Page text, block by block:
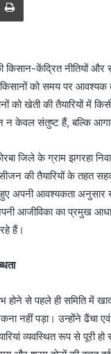
किसान-केंद्रित नीतियों
को समय पर
को खेती की तैयारियों में
केवल संतुष्ट हैं, बल्कि
जिले के ग्राम झगरहा
की तैयारियों के तहत
अपनी आवश्यकता
आजीविका का प्रमुख
हैं।
से पहले ही समिति में
नहीं पड़ा। उन्होंने ढैंचा
व्यवस्थित रूप से पूरी